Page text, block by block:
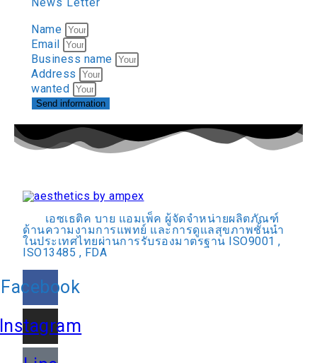
Name
Email
Business name
Address
wanted
Send information
เอซเธติค บาย แอมเพ็ค ผู้จัดจำหน่ายผลิตภัณฑ์
ด้านความงามการแพทย์ และการดูแลสุขภาพชั้นนำ
ในประเทศไทยผ่านการรับรองมาตรฐาน ISO9001 ,
ISO13485 , FDA
Facebook